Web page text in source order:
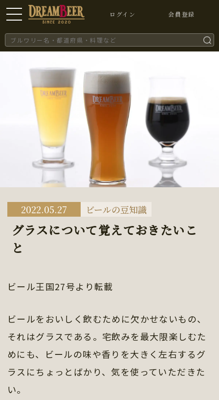
ログイン 会員登録
2022.05.27 ビールの豆知識
グラスについて覚えておきたいこ
と
ビール王国27号より転載
ビールをおいしく飲むために欠かせないもの、
それはグラスである。宅飲みを最大限楽しむた
めにも、ビールの味や香りを大きく左右するグ
ラスにちょっとばかり、気を使っていただきた
い。